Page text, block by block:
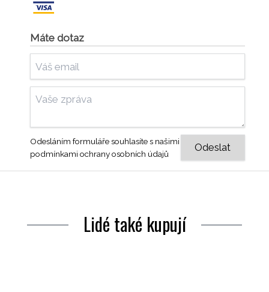
Máte dotaz
Odesláním formuláře souhlasíte s našimi
podmínkami ochrany osobních údajů
Lidé také kupují